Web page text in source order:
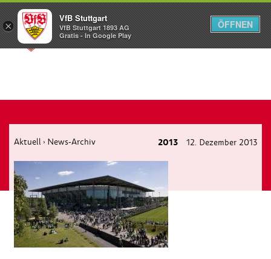
Menü
Aktuell › News-Archiv 2013 12. Dezember 2013
×
VfB Stuttgart
VfB Stuttgart 1893 AG
Gratis - In Google Play
ÖFFNEN